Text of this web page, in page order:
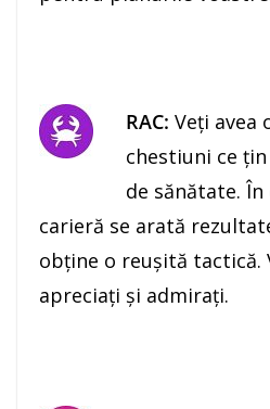
RAC: Veţi avea
chestiuni ce
de sănătate. În
carieră se arată
obţine o reuşită tactică.
apreciaţi şi admiraţi.